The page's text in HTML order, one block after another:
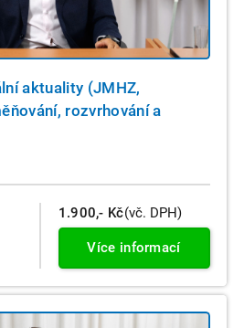
aktuality (JMHZ,
rozvrhování a
1.900,- Kč(vč. DPH)
Více informací